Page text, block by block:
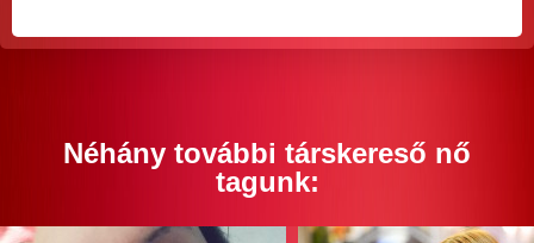
Néhány további társkereső nő
tagunk: